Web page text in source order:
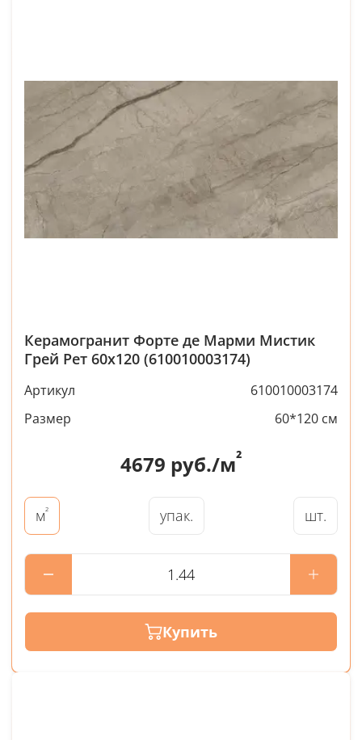
Керамогранит Форте де Марми Мистик
Грей Рет 60x120 (610010003174)
Артикул
610010003174
Размер
60*120 см
4679 руб./м²
м² упак. шт.
Купить